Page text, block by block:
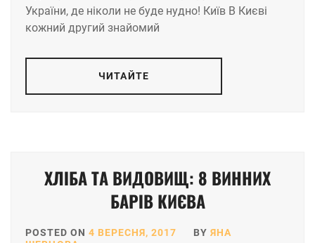
України, де ніколи не буде нудно! Київ В Києві
кожний другий знайомий
ЧИТАЙТЕ
ХЛІБА ТА ВИДОВИЩ: 8 ВИННИХ
БАРІВ КИЄВА
POSTED ON 4 ВЕРЕСНЯ, 2017 BY ЯНА